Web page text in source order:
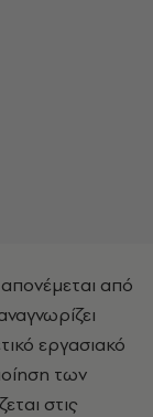
από
εργασιακό
των
στις